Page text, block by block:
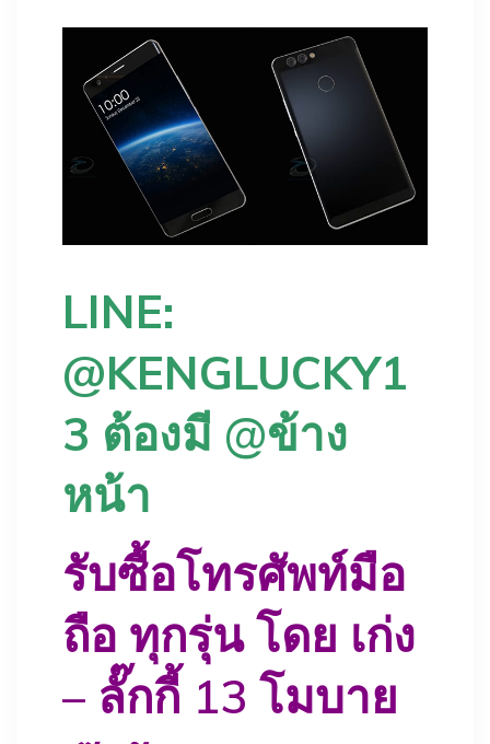
LINE:
@KENGLUCKY1
3 ต้องมี @ข้าง
หน้า
รับซื้อโทรศัพท์มือ
ถือ ทุกรุ่น โดย เก่ง
– ลั๊กกี้ 13 โมบาย